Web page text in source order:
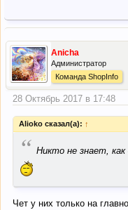
Anicha
Администратор
Команда ShopInfo
28 Октябрь 2017 в 17:48
Alioko сказал(а): ↑
“ Никто не знает, как
Чет у них только на